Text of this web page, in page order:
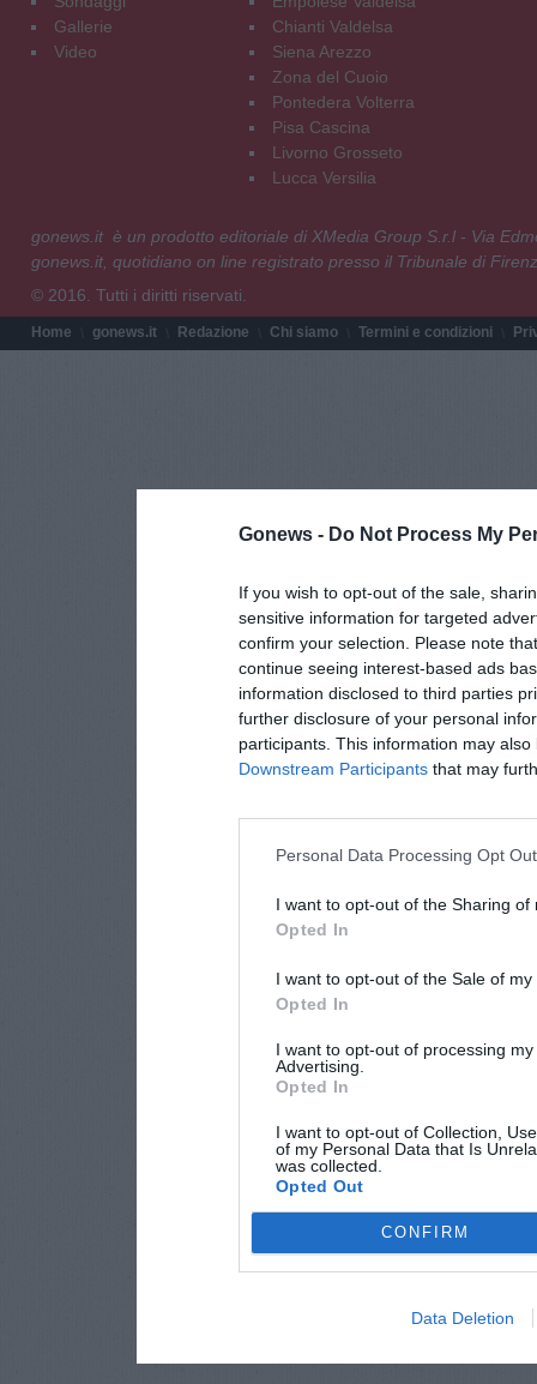
Gonews - Do Not Process My
If you wish to opt-out of the sale,
sensitive information for targeted
confirm your selection. Please note
continue seeing interest-based ads
information disclosed to third parties
further disclosure of your personal
participants. This information may
Downstream Participants that may
Personal Data Processing Opt
I want to opt-out of the Sharing of
Opted In
I want to opt-out of the Sale of
Opted In
I want to opt-out of processing
Advertising.
Opted In
I want to opt-out of Collection,
of my Personal Data that Is
was collected.
Opted Out
CONFIRM
Data Deletion
Gallerie
Video
Chianti Valdelsa
Siena Arezzo
Zona del Cuoio
Pontedera Volterra
Pisa Cascina
Livorno Grosseto
Lucca Versilia
gonews.it è un prodotto editoriale di XMedia Group S.r.l - Via
gonews.it, quotidiano on line registrato presso il Tribunale di
© 2016. Tutti i diritti riservati.
Home gonews.it Redazione Chi siamo Termini e condizioni